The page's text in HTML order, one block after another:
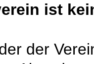
ist
der